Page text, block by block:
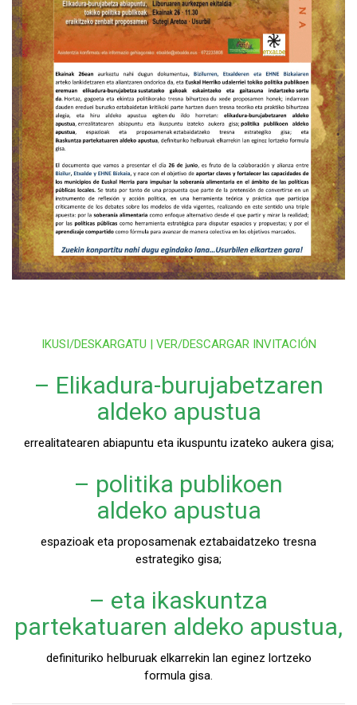
IKUSI/DESKARGATU | VER/DESCARGAR INVITACIÓN
– Elikadura-burujabetzaren
aldeko apustua
errealitatearen abiapuntu eta ikuspuntu izateko aukera gisa;
– politika publikoen
aldeko apustua
espazioak eta proposamenak eztabaidatzeko tresna
estrategiko gisa;
– eta ikaskuntza
partekatuaren aldeko apustua,
definituriko helburuak elkarrekin lan eginez lortzeko
formula gisa.